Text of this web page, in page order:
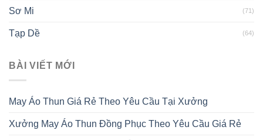
Sơ Mi (71)
Tạp Dề (64)
BÀI VIẾT MỚI
May Áo Thun Giá Rẻ Theo Yêu Cầu Tại Xưởng
Xưởng May Áo Thun Đồng Phục Theo Yêu Cầu Giá Rẻ